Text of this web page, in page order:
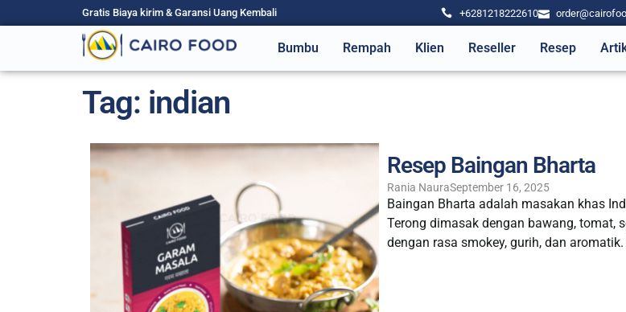
Gratis Biaya kirim & Garansi Uang Kembali +6281218222610
Bumbu Rempah Klien Reseller Resep
Tag: indian
Resep Baingan Bharta
Rania NauraSeptember 16, 2025
Baingan Bharta adalah masakan khas
Terong dimasak dengan bawang, tomat,
dengan rasa smokey, gurih, dan